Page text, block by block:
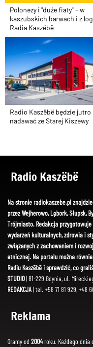
Polonezy i "duże fiaty" - w
kaszubskich barwach i z
Radia Kaszëbë
Radio Kaszëbë będzie jutro
nadawać ze Starej Kiszewy
Radio Kaszëbë
Na stronie radiokaszebe.pl
przez Wejherowo, Lębork, Słupsk,
Trójmiasto. Redakcja
wydarzeń kulturalnych, zdrowia i
związanych z zachowaniem i
etnicznej. Na portalu można
Radiu Kaszëbë i sprawdzić, co
STUDIO| 81-229 Gdynia, ul.
REDAKCJA| tel. +58 71 81 929, +48
Reklama
Gramy od 2004roku. Każdego dnia